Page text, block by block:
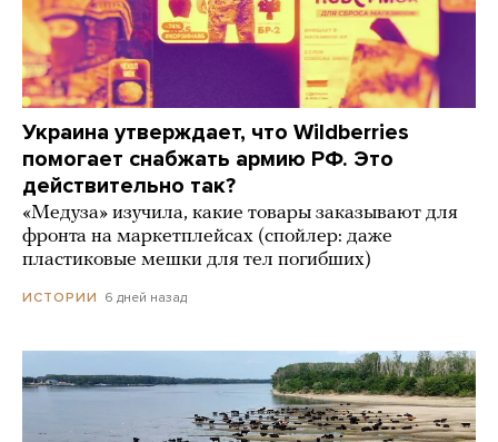
Украина утверждает, что Wildberries
помогает снабжать армию РФ. Это
действительно так?
«Медуза» изучила, какие товары заказывают для
фронта на маркетплейсах (спойлер: даже
пластиковые мешки для тел погибших)
ИСТОРИИ 6 дней назад